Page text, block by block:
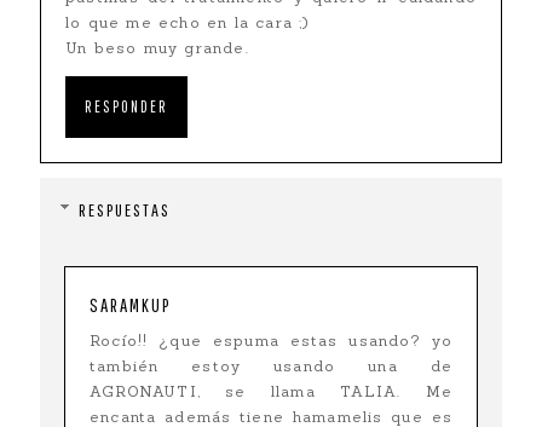
lo que me echo en la cara ;)
Un beso muy grande.
RESPONDER
RESPUESTAS
SARAMKUP
Rocío!! ¿que espuma estas usando? yo
también estoy usando una de
AGRONAUTI, se llama TALIA. Me
encanta además tiene hamamelis que es